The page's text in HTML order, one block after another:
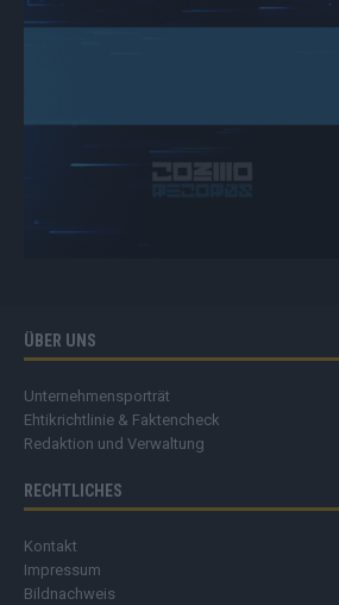
ÜBER UNS
Unternehmensporträt
Ehtikrichtlinie & Faktencheck
Redaktion und Verwaltung
RECHTLICHES
Kontakt
Impressum
Bildnachweis